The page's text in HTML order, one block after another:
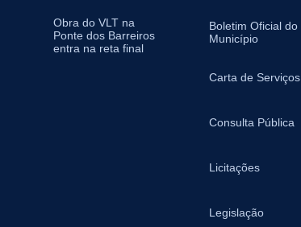
Obra do VLT na
Ponte dos Barreiros
entra na reta final
Boletim Oficial do
Município
Carta de Serviços
Consulta Pública
Licitações
Legislação